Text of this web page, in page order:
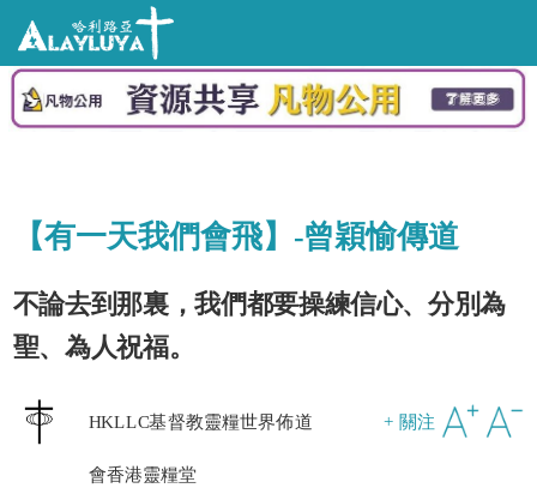
【有一天我們會飛】-曾穎愉傳道
不論去到那裏，我們都要操練信心、分別為
聖、為人祝福。
+ 關注
HKLLC基督教靈糧世界佈道
會香港靈糧堂